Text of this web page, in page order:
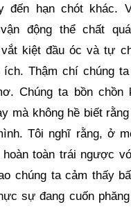
đến hạn chót khác.
động thể chất
kiệt đầu óc và tự
ích. Thậm chí chúng
Chúng ta bồn chồn
mà không hề biết
Tôi nghĩ rằng, ở
hoàn toàn trái ngược
chúng ta cảm thấy
sự đang cuốn